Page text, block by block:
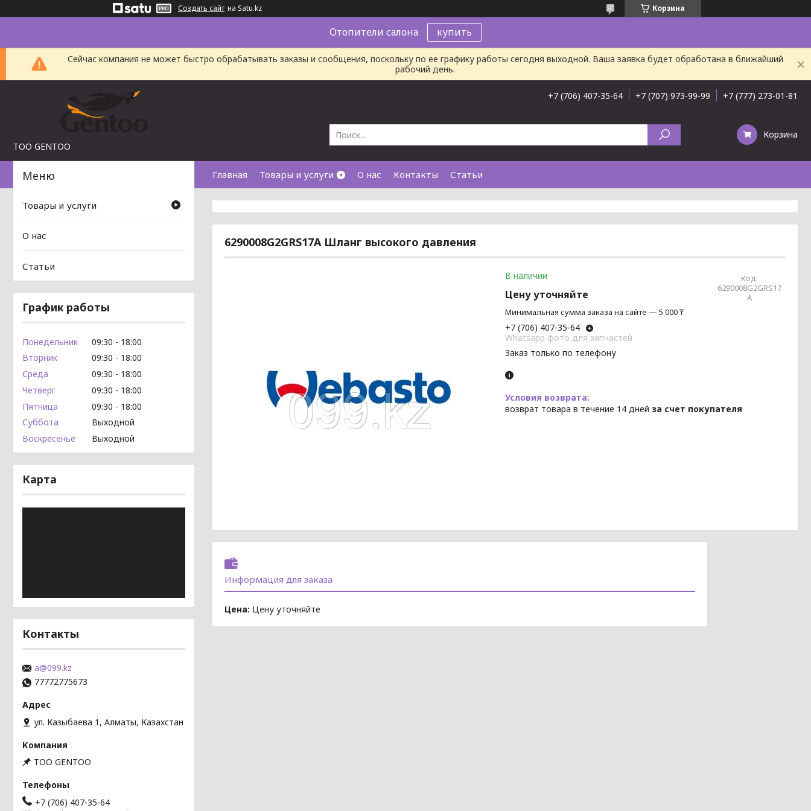
Создать сайт на Satu.kz Корзина
Отопители салона купить
Сейчас компания не может быстро обрабатывать заказы и сообщения, поскольку по ее графику работы сегодня выходной. Ваша заявка будет обработана в ближайший
рабочий день.
TOO GENTOO
+7 (706) 407-35-64 +7 (707) 973-99-99 +7 (777) 273-01-81
Корзина
Главная Товары и услуги О нас Контакты Статьи
6290008G2GRS17A Шланг высокого давления
В наличии
Код:
6290008G2GRS17
A
Цену уточняйте
Минимальная сумма заказа на сайте — 5 000 ₸
+7 (706) 407-35-64
Whatsapp фото для запчастей
Заказ только по телефону
возврат товара в течение 14 дней за счет покупателя
Информация для заказа
Цена: Цену уточняйте
Товары и услуги
О нас
Статьи
График работы
Понедельник 09:30
18:00
Вторник
09:30
18:00
Среда
09:30
18:00
Четверг
09:30
18:00
Пятница
09:30
18:00
Суббота
Выходной
Воскресенье
Выходной
Карта
Контакты
a@099.kz
77772775673
ул. Казыбаева 1, Алматы, Казахстан
TOO GENTOO
+7 (706) 407-35-64